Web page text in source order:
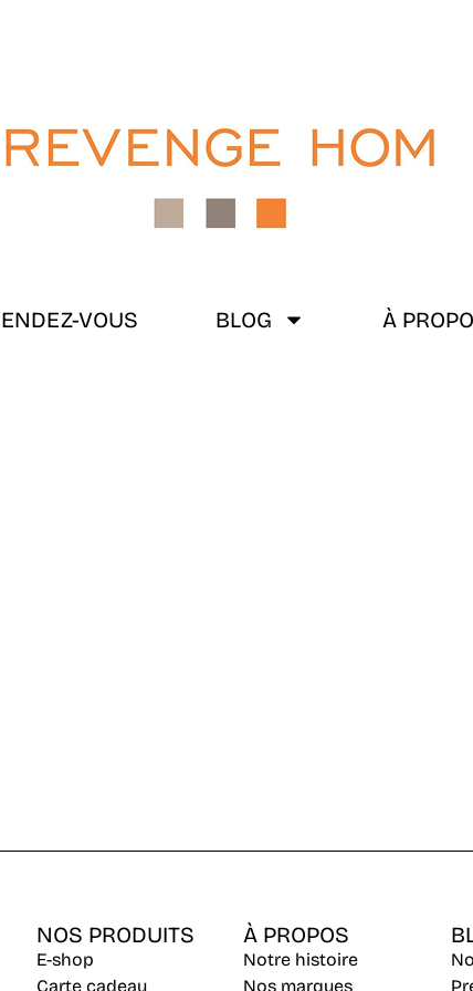
VOUS BLOG À
NOS PRODUITS
E-shop
Carte cadeau
À PROPOS
Notre histoire
Nos marques